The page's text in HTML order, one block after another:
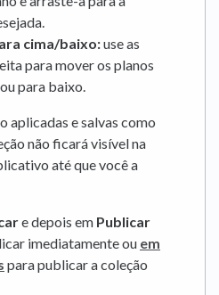
cima/baixo:use as
para mover os planos
para baixo.
aplicadas e salvas como
não ficará visível na
até que você a
e depois em Publicar
imediatamente ou em
para publicar a coleção